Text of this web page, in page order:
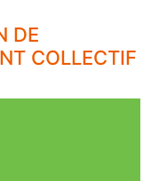
DE
COLLECTIF